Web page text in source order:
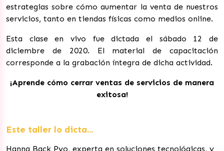
estrategias sobre cómo aumentar la venta de nuestros
servicios, tanto en tiendas físicas como medios online.
Esta clase en vivo fue dictada el sábado 12 de
diciembre de 2020. El material de capacitación
corresponde a la grabación íntegra de dicha actividad.
¡Aprende cómo cerrar ventas de servicios de manera
exitosa!
Este taller lo dicta...
Hanna Back Pyo, experta en soluciones tecnológicas, y